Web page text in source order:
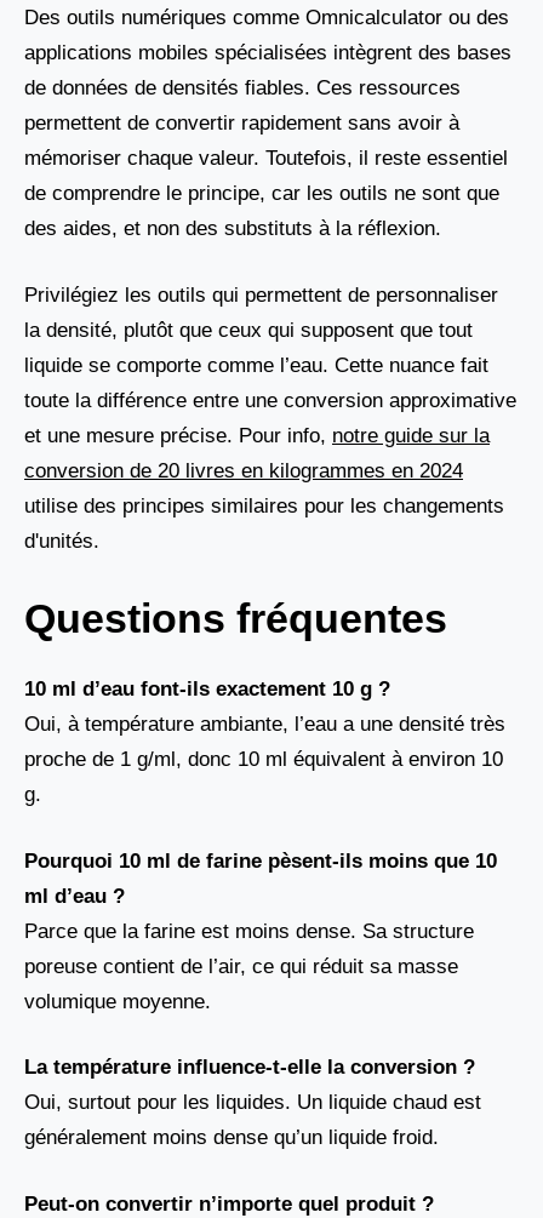
Des outils numériques comme Omnicalculator ou des
applications mobiles spécialisées intègrent des bases
de données de densités fiables. Ces ressources
permettent de convertir rapidement sans avoir à
mémoriser chaque valeur. Toutefois, il reste essentiel
de comprendre le principe, car les outils ne sont que
des aides, et non des substituts à la réflexion.
Privilégiez les outils qui permettent de personnaliser
la densité, plutôt que ceux qui supposent que tout
liquide se comporte comme l’eau. Cette nuance fait
toute la différence entre une conversion approximative
et une mesure précise. Pour info, notre guide sur la
conversion de 20 livres en kilogrammes en 2024
utilise des principes similaires pour les changements
d'unités.
Questions fréquentes
10 ml d’eau font-ils exactement 10 g ?
Oui, à température ambiante, l’eau a une densité très
proche de 1 g/ml, donc 10 ml équivalent à environ 10
g.
Pourquoi 10 ml de farine pèsent-ils moins que 10
ml d’eau ?
Parce que la farine est moins dense. Sa structure
poreuse contient de l’air, ce qui réduit sa masse
volumique moyenne.
La température influence-t-elle la conversion ?
Oui, surtout pour les liquides. Un liquide chaud est
généralement moins dense qu’un liquide froid.
Peut-on convertir n’importe quel produit ?